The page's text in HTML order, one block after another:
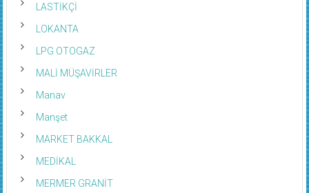
LASTİKÇİ
LOKANTA
LPG OTOGAZ
MALİ MÜŞAVİRLER
Manav
Manşet
MARKET BAKKAL
MEDİKAL
MERMER GRANİT